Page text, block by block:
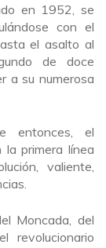
en 1952, se
con el
el asalto al
de doce
a su numerosa
entonces, el
primera línea
valiente,
Moncada, del
revolucionario